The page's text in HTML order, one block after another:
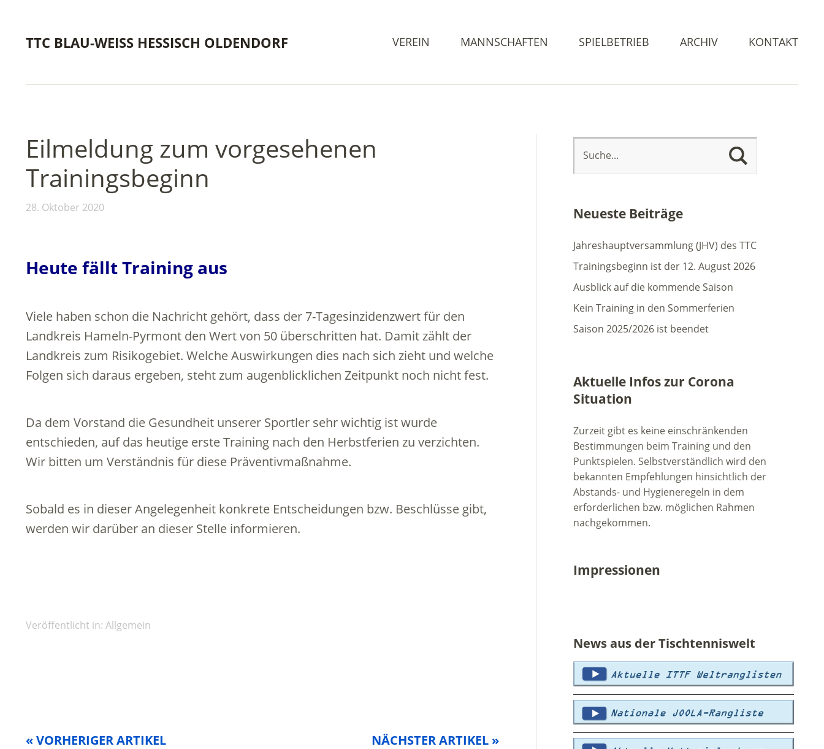
TTC BLAU-WEISS HESSISCH OLDENDORF VEREIN MANNSCHAFTEN SPIELBETRIEB ARCHIV KONTAKT
Eilmeldung zum vorgesehenen
Trainingsbeginn
28. Oktober 2020
Heute fällt Training aus
Viele haben schon die Nachricht gehört, dass der 7-Tagesinzidenzwert für den
Landkreis Hameln-Pyrmont den Wert von 50 überschritten hat. Damit zählt der
Landkreis zum Risikogebiet. Welche Auswirkungen dies nach sich zieht und welche
Folgen sich daraus ergeben, steht zum augenblicklichen Zeitpunkt noch nicht fest.
Da dem Vorstand die Gesundheit unserer Sportler sehr wichtig ist wurde
entschieden, auf das heutige erste Training nach den Herbstferien zu verzichten.
Wir bitten um Verständnis für diese Präventivmaßnahme.
Sobald es in dieser Angelegenheit konkrete Entscheidungen bzw. Beschlüsse gibt,
werden wir darüber an dieser Stelle informieren.
Veröffentlicht in: Allgemein
NÄCHSTER ARTIKEL »
« VORHERIGER ARTIKEL
Neueste Beiträge
Jahreshauptversammlung (JHV) des TTC
Trainingsbeginn ist der 12. August 2026
Ausblick auf die kommende Saison
Kein Training in den Sommerferien
Saison 2025/2026 ist beendet
Aktuelle Infos zur Corona
Situation
Zurzeit gibt es keine einschränkenden
Bestimmungen beim Training und den
Punktspielen. Selbstverständlich wird den
bekannten Empfehlungen hinsichtlich der
Abstands- und Hygieneregeln in dem
erforderlichen bzw. möglichen Rahmen
nachgekommen.
Impressionen
News aus der Tischtenniswelt